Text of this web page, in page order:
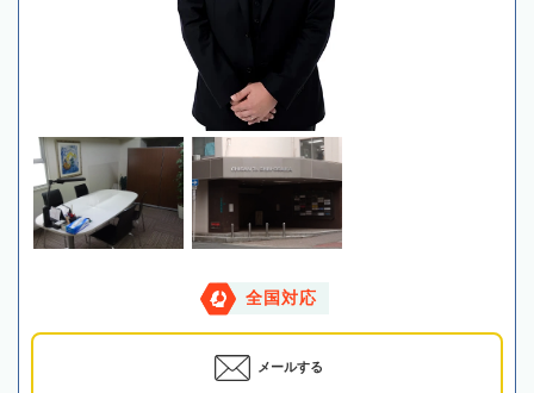
全国対応
メールする